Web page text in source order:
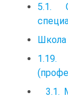
5.1.
Школа
3.1.